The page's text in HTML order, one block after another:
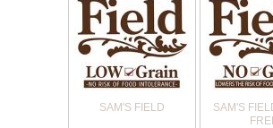
SAM'S FIELD
SAM'S